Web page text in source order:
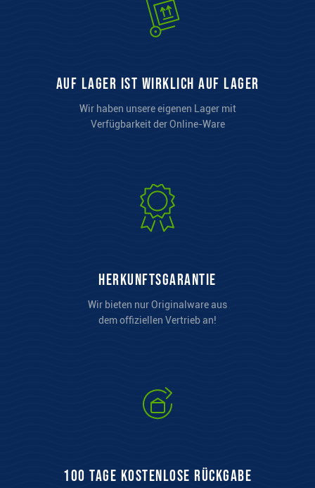
auf Lager ist wirklich auf Lager
Wir haben unsere eigenen Lager mit
Verfügbarkeit der Online-Ware
Herkunftsgarantie
Wir bieten nur Originalware aus
dem offiziellen Vertrieb an!
100 Tage kostenlose Rückgabe